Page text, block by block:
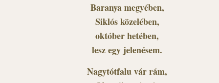
Baranya megyében,
Siklós közelében,
október hetében,
lesz egy jelenésem.
Nagytótfalu vár rám,